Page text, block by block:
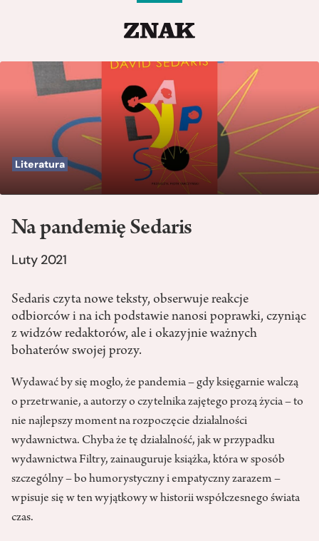
Literatura
Na pandemię Sedaris
Luty 2021
Sedaris czyta nowe teksty, obserwuje reakcje
odbiorców i na ich podstawie nanosi poprawki, czyniąc
z widzów redaktorów, ale i okazyjnie ważnych
bohaterów swojej prozy.
Wydawać by się mogło, że pandemia – gdy księgarnie walczą
o przetrwanie, a autorzy o czytelnika zajętego prozą życia – to
nie najlepszy moment na rozpoczęcie działalności
wydawnictwa. Chyba że tę działalność, jak w przypadku
wydawnictwa Filtry, zainauguruje książka, która w sposób
szczególny – bo humorystyczny i empatyczny zarazem –
wpisuje się w ten wyjątkowy w historii współczesnego świata
czas.